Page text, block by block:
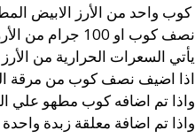
كوب واحد من الأرز الابيض المطبوخ يحتوي علي 205 سعر حراري يوفر هذا 10%
نصف كوب او 100 جرام من الأرز الابيض المسلوق يحتوي علي 123 سعر حراري.
يأتي السعرات الحرارية من الأرز المسلوث من 4 سعر حراري من الدهون و 187 سعر حراري من
اذا اضيف نصف كوب من مرقة الدجاج يزيد
واذا تم اضافه كوب مطهو علي البخار يزيد
واذا تم اضافة معلقة زبدة واحدة يزيد 101 سعر